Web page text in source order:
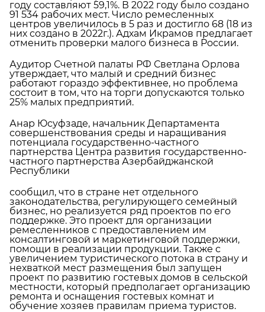
году составляют 59,1%. В 2022 году было создано
91 534 рабочих мест. Число ремесленных
центров увеличилось в 5 раз и достигло 68 (18 из
них создано в 2022г.). Адхам Икрамов предлагает
отменить проверки малого бизнеса в России.
Аудитор Счетной палаты РФ Светлана Орлова
утверждает, что малый и средний бизнес
работают гораздо эффективнее, но проблема
состоит в том, что на торги допускаются только
25% малых предприятий.
Анар Юсуфзаде, начальник Департамента
совершенствования среды и наращивания
потенциала государственно-частного
партнерства Центра развития государственно-
частного партнерства Азербайджанской
Республики
сообщил, что в стране нет отдельного
законодательства, регулирующего семейный
бизнес, но реализуется ряд проектов по его
поддержке. Это проект для организации
ремесленников с предоставлением им
консалтинговой и маркетинговой поддержки,
помощи в реализации продукции. Также с
увеличением туристического потока в страну и
нехваткой мест размещения был запущен
проект по развитию гостевых домов в сельской
местности, который предполагает организацию
ремонта и оснащения гостевых комнат и
обучение хозяев правилам приема туристов.